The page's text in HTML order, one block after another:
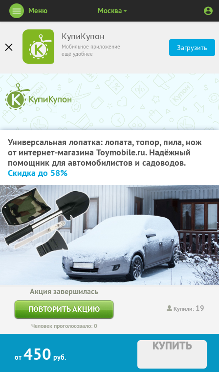
КупиКупон
Мобильное приложение
ещё удобнее
Загрузить
Меню Москва
Универсальная лопатка: лопата, топор, пила, нож
от интернет-магазина Toymobile.ru. Надёжный
помощник для автомобилистов и садоводов.
Скидка до 58%
Купили: 19
Акция завершилась
ПОВТОРИТЬ АКЦИЮ
Человек проголосовало: 0
от 450 руб.
КУПИТЬ